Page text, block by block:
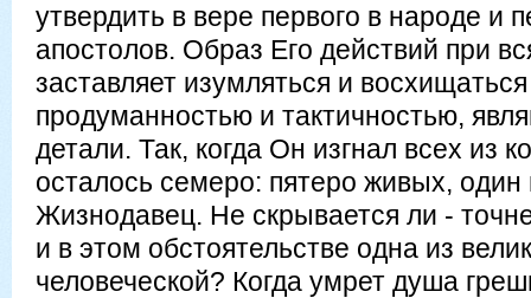
утвердить в вере первого в народе и
апостолов. Образ Его действий при
заставляет изумляться и
продуманностью и тактичностью,
детали. Так, когда Он изгнал всех из
осталось семеро: пятеро живых,
Жизнодавец. Не скрывается ли -
и в этом обстоятельстве одна из
человеческой? Когда умрет душа